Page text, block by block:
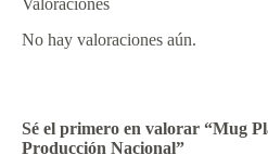
Valoraciones
No hay valoraciones aún.
Sé el primero en valorar “Mug
Producción Nacional”